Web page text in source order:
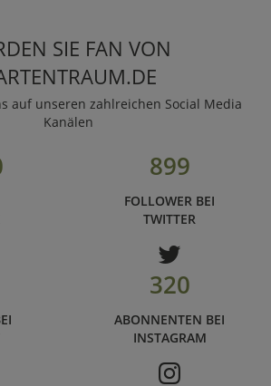
SIE FAN VON
auf unseren zahlreichen Social Media
Kanälen
899
FOLLOWER BEI
TWITTER
320
ABONNENTEN BEI
INSTAGRAM